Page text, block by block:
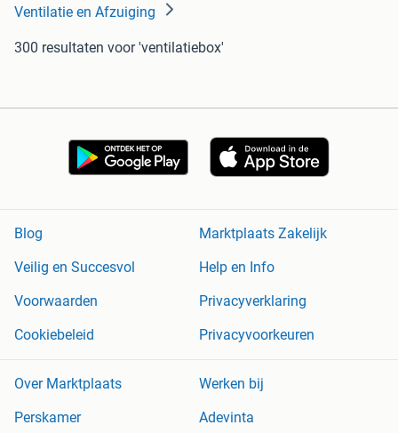
Ventilatie en Afzuiging
300 resultaten voor 'ventilatiebox'
Blog
Marktplaats Zakelijk
Veilig en Succesvol
Help en Info
Voorwaarden
Privacyverklaring
Cookiebeleid
Privacyvoorkeuren
Over Marktplaats
Werken bij
Perskamer
Adevinta